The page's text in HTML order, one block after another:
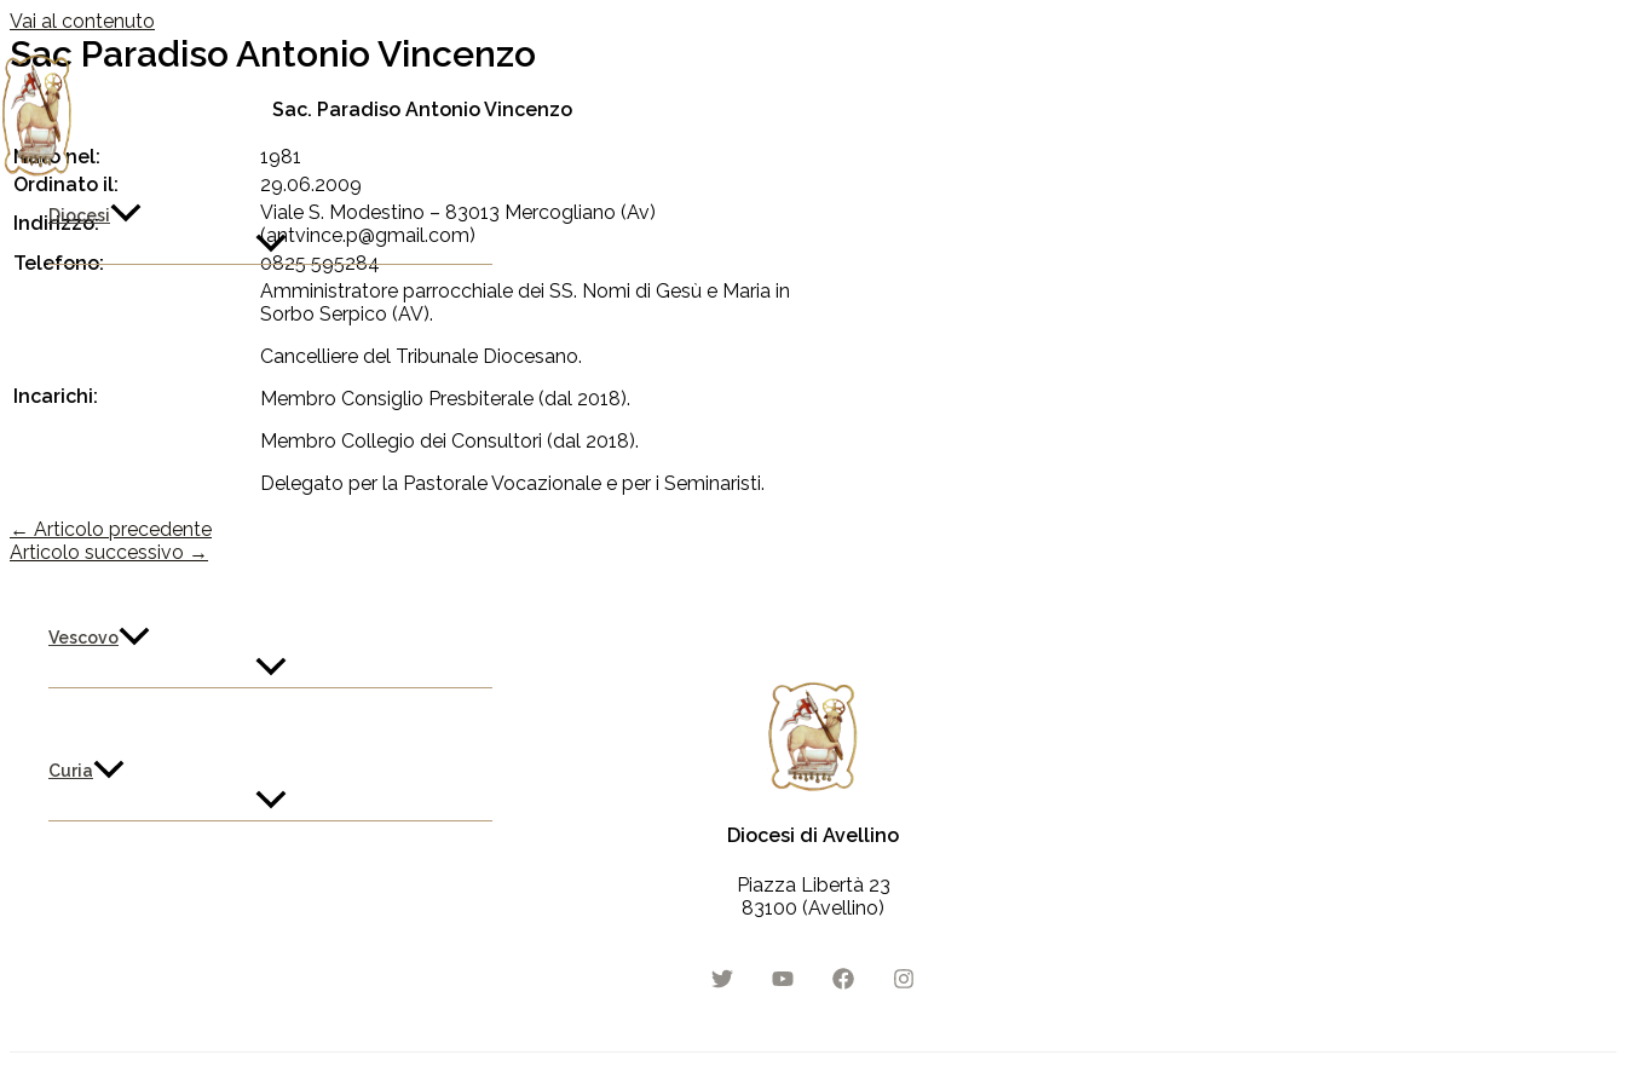
Vai al contenuto
Diocesi
Vescovo
Curia
Sac Paradiso Antonio Vincenzo
Sac. Paradiso Antonio Vincenzo
Nato nel:
1981
Ordinato il:
29.06.2009
Indirizzo:
Viale S. Modestino – 83013 Mercogliano (Av)
(antvince.p@gmail.com)
Telefono:
0825 595284
Incarichi:
Amministratore parrocchiale dei SS. Nomi di Gesù e Maria in
Sorbo Serpico (AV).
Cancelliere del Tribunale Diocesano.
Membro Consiglio Presbiterale (dal 2018).
Membro Collegio dei Consultori (dal 2018).
Delegato per la Pastorale Vocazionale e per i Seminaristi.
← Articolo precedente
Articolo successivo →
Diocesi di Avellino
Piazza Libertà 23
83100 (Avellino)